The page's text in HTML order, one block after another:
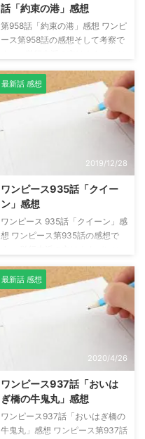
話「約束の港」感想
第958話「約束の港」感想 ワンピ
ース第958話の感想そして考察で
未来 とは 第958話は「世界が大
海賊時代」を迎える少し前（25
年前）の回想シーンから始まりま
す。 ※ロジャー海賊団と光月おで
かかる。クロッカスがルンバー海
の船医となる。 26年前 イヌアラ
シとネコマムシがロジャー海賊団
に「ゾウ」の「ロード歴史の本
文」を見せる 25年前 ロジャー海
最新話 感想
2019/12/28
ワンピース935話「クイー
ン」感想
ワンピース 935話「クイーン」感
想 ワンピース第935話の感想で
の鍵を入手＆クイーン登場 遂に
海楼石を鍵を「赤鞘9人男」の一
人である雷ぞうが入手することに
成功しました。 ルフィはヒョウ
じいを助けるために、サソリのス
を、海楼石の手錠がついた状態に
か、ダイフゴーが弱いのか分かり
ませんが、一応"真打ち"の名前が
ついているで、前者だと考えられ
ます。 そしてクイーン登場。ル
最新話 感想
2020/4/26
ワンピース937話「おいは
ぎ橋の牛鬼丸」感想
ワンピース937話「おいはぎ橋の
牛鬼丸」感想 ワンピース第937話